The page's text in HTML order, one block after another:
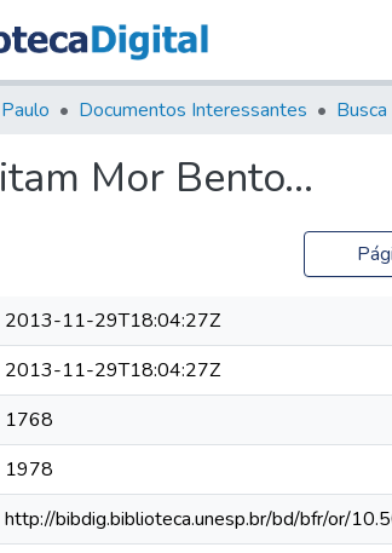
Documentos Interessantes
Mor Bento...
2013-11-29T18:04:27Z
2013-11-29T18:04:27Z
1768
1978
http://bibdig.biblioteca.unesp.br/bd/bfr/or/